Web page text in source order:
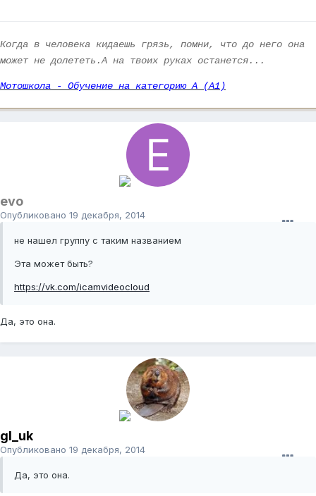
Когда в человека кидаешь грязь, помни, что до него она
может не долететь.А на твоих руках останется...
Мотошкола - Обучение на категорию А (А1)
evo
Опубликовано 19 декабря, 2014
не нашел группу с таким названием
Эта может быть?
https://vk.com/icamvideocloud
Да, это она.
gl_uk
Опубликовано 19 декабря, 2014
Да, это она.